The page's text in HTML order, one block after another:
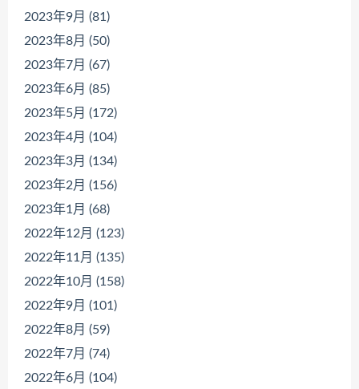
2023年9月 (81)
2023年8月 (50)
2023年7月 (67)
2023年6月 (85)
2023年5月 (172)
2023年4月 (104)
2023年3月 (134)
2023年2月 (156)
2023年1月 (68)
2022年12月 (123)
2022年11月 (135)
2022年10月 (158)
2022年9月 (101)
2022年8月 (59)
2022年7月 (74)
2022年6月 (104)